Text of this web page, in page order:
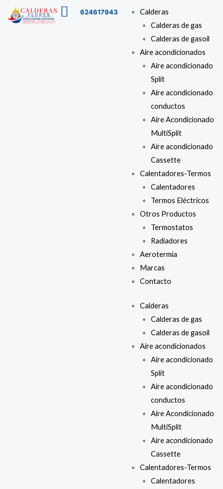
624617943
Calderas
Calderas de gas
Calderas de gasoil
Aire acondicionados
Aire acondicionado
Split
Aire acondicionado
conductos
Aire Acondicionado
MultiSplit
Aire acondicionado
Cassette
Calentadores-Termos
Calentadores
Termos Eléctricos
Otros Productos
Termostatos
Radiadores
Aerotermia
Marcas
Contacto
Menú
Calderas
Calderas de gas
Calderas de gasoil
Aire acondicionados
Aire acondicionado
Split
Aire acondicionado
conductos
Aire Acondicionado
MultiSplit
Aire acondicionado
Cassette
Calentadores-Termos
Calentadores
Buscar
…